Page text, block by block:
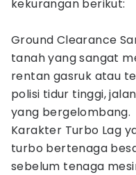
kekurangan berikut:
Ground Clearance
tanah yang sangat
rentan gasruk atau
polisi tidur tinggi,
yang bergelombang.
Karakter Turbo Lag
turbo bertenaga
sebelum tenaga